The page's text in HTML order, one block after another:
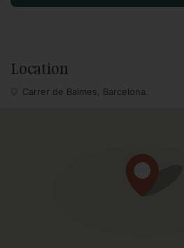
Location
Carrer de Balmes, Barcelona.